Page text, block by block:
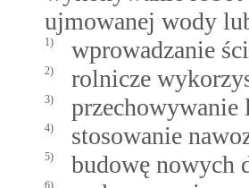
ujmowanej wody
1) wprowadzanie
2) rolnicze
3) przechowywanie
4) stosowanie
5) budowę
6)